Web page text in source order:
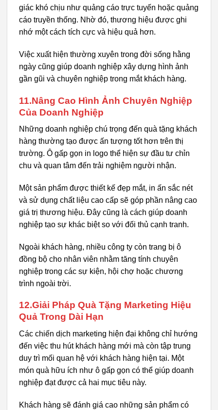
giác khó chịu như quảng cáo trực tuyến hoặc quảng
cáo truyền thống. Nhờ đó, thương hiệu được ghi
nhớ một cách tích cực và hiệu quả hơn.
Việc xuất hiện thường xuyên trong đời sống hằng
ngày cũng giúp doanh nghiệp xây dựng hình ảnh
gần gũi và chuyên nghiệp trong mắt khách hàng.
11.Nâng Cao Hình Ảnh Chuyên Nghiệp
Của Doanh Nghiệp
Những doanh nghiệp chú trọng đến quà tặng khách
hàng thường tạo được ấn tượng tốt hơn trên thị
trường. Ô gấp gọn in logo thể hiện sự đầu tư chỉn
chu và quan tâm đến trải nghiệm người nhận.
Một sản phẩm được thiết kế đẹp mắt, in ấn sắc nét
và sử dụng chất liệu cao cấp sẽ góp phần nâng cao
giá trị thương hiệu. Đây cũng là cách giúp doanh
nghiệp tạo sự khác biệt so với đối thủ cạnh tranh.
Ngoài khách hàng, nhiều công ty còn trang bị ô
đồng bộ cho nhân viên nhằm tăng tính chuyên
nghiệp trong các sự kiện, hội chợ hoặc chương
trình ngoài trời.
12.Giải Pháp Quà Tặng Marketing Hiệu
Quả Trong Dài Hạn
Các chiến dịch marketing hiện đại không chỉ hướng
đến việc thu hút khách hàng mới mà còn tập trung
duy trì mối quan hệ với khách hàng hiện tại. Một
món quà hữu ích như ô gấp gọn có thể giúp doanh
nghiệp đạt được cả hai mục tiêu này.
Khách hàng sẽ đánh giá cao những sản phẩm có